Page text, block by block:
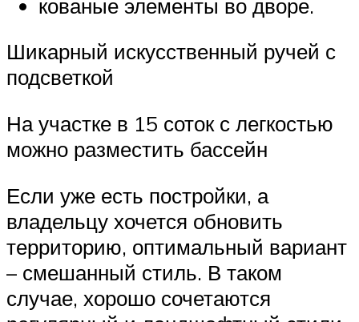
кованые элементы во дворе.
Шикарный искусственный ручей с
подсветкой
На участке в 15 соток с легкостью
можно разместить бассейн
Если уже есть постройки, а
владельцу хочется обновить
территорию, оптимальный вариант
– смешанный стиль. В таком
случае, хорошо сочетаются